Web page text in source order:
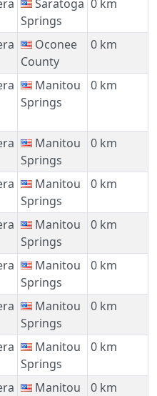
Saratoga
Springs
0 km
Oconee
County
0 km
Manitou
Springs
0 km
Manitou
Springs
0 km
Manitou
Springs
0 km
Manitou
Springs
0 km
Manitou
Springs
0 km
Manitou
Springs
0 km
Manitou
Springs
0 km
Manitou
0 km